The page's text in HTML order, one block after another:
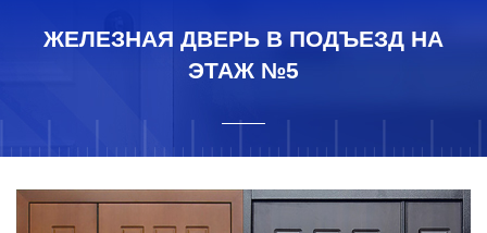
ЖЕЛЕЗНАЯ ДВЕРЬ В ПОДЪЕЗД НА
ЭТАЖ №5